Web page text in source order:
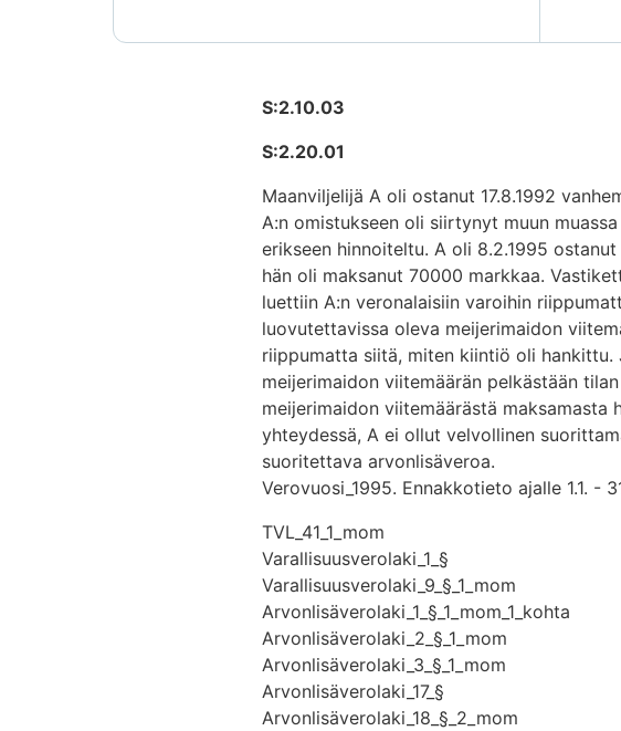
S:2.10.03
S:2.20.01
Maanviljelijä A oli ostanut 17.8.1992
A:n omistukseen oli siirtynyt muun
erikseen hinnoiteltu. A oli 8.2.1995
hän oli maksanut 70000 markkaa.
luettiin A:n veronalaisiin varoihin
luovutettavissa oleva meijerimaidon
riippumatta siitä, miten kiintiö oli hankittu.
meijerimaidon viitemäärän pelkästään
meijerimaidon viitemäärästä maksamasta
yhteydessä, A ei ollut velvollinen
suoritettava arvonlisäveroa.
Verovuosi_1995. Ennakkotieto ajalle 1.1. -
TVL_41_1_mom
Varallisuusverolaki_1_§
Varallisuusverolaki_9_§_1_mom
Arvonlisäverolaki_1_§_1_mom_1_kohta
Arvonlisäverolaki_2_§_1_mom
Arvonlisäverolaki_3_§_1_mom
Arvonlisäverolaki_17_§
Arvonlisäverolaki_18_§_2_mom